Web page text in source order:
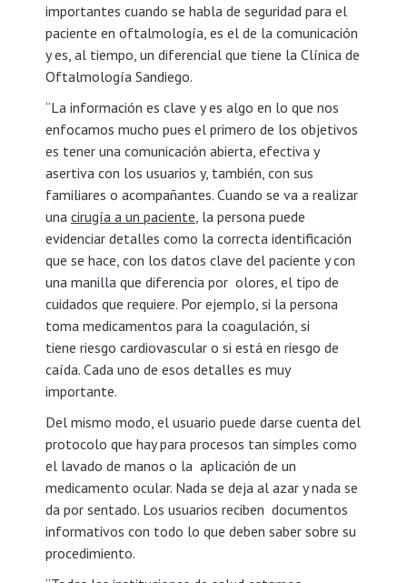
importantes cuando se habla de seguridad para el
paciente en oftalmología, es el de la comunicación
y es, al tiempo, un diferencial que tiene la Clínica de
Oftalmología Sandiego.
“La información es clave y es algo en lo que nos
enfocamos mucho pues el primero de los objetivos
es tener una comunicación abierta, efectiva y
asertiva con los usuarios y, también, con sus
familiares o acompañantes. Cuando se va a realizar
una cirugía a un paciente, la persona puede
evidenciar detalles como la correcta identificación
que se hace, con los datos clave del paciente y con
una manilla que diferencia por olores, el tipo de
cuidados que requiere. Por ejemplo, si la persona
toma medicamentos para la coagulación, si
tiene riesgo cardiovascular o si está en riesgo de
caída. Cada uno de esos detalles es muy
importante.
Del mismo modo, el usuario puede darse cuenta del
protocolo que hay para procesos tan simples como
el lavado de manos o la aplicación de un
medicamento ocular. Nada se deja al azar y nada se
da por sentado. Los usuarios reciben documentos
informativos con todo lo que deben saber sobre su
procedimiento.